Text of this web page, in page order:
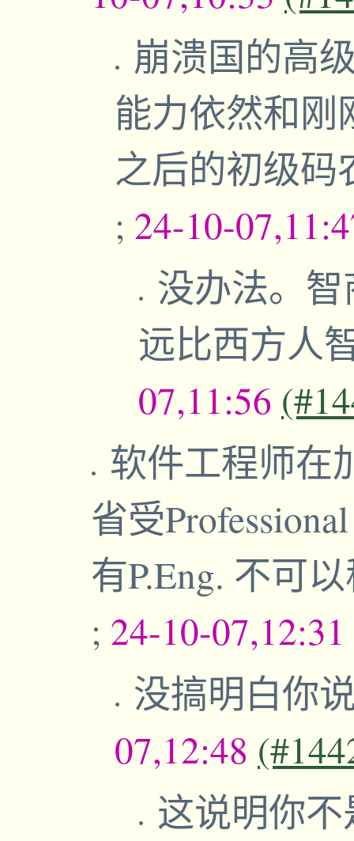
崩溃国的高
能力依然和刚
之后的初级
; 24-10-
没办法。
远比西方人
07,11:56
软件工程师在
省受
有P.Eng. 不可
; 24-10-07,12:31
没搞明白你
07,12:48
这说明你